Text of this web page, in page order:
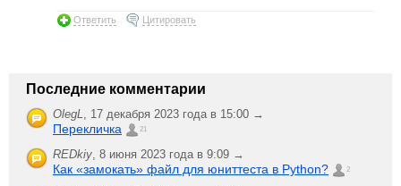
Ответить Цитировать
Последние комментарии
OlegL 17 декабря 2023 года в 15:00 →
Перекличка 21
REDkiy 8 июня 2023 года в 9:09 →
Как «замокать» файл для юниттеста в Python? 2